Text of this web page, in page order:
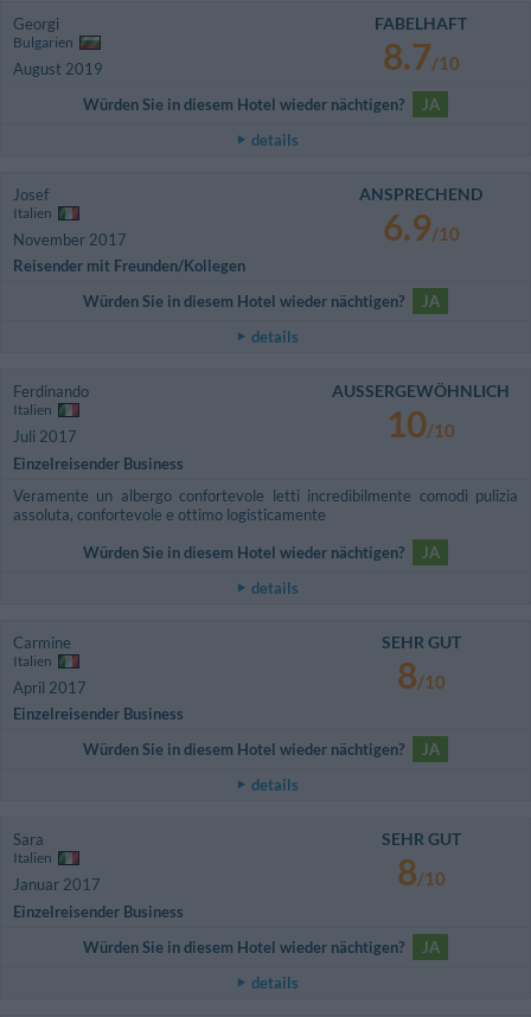
Georgi
Bulgarien
August 2019
FABELHAFT
8.7/10
Würden Sie in diesem Hotel wieder nächtigen?
JA
details
Josef
Italien
November 2017
Reisender mit Freunden/Kollegen
ANSPRECHEND
6.9/10
Würden Sie in diesem Hotel wieder nächtigen?
JA
details
Ferdinando
Italien
Juli 2017
Einzelreisender Business
AUSSERGEWÖHNLICH
10/10
Veramente un albergo confortevole letti incredibilmente comodi pulizia
assoluta, confortevole e ottimo logisticamente
Würden Sie in diesem Hotel wieder nächtigen?
JA
details
Carmine
Italien
April 2017
Einzelreisender Business
SEHR GUT
8/10
Würden Sie in diesem Hotel wieder nächtigen?
JA
details
Sara
Italien
Januar 2017
Einzelreisender Business
SEHR GUT
8/10
Würden Sie in diesem Hotel wieder nächtigen?
JA
details